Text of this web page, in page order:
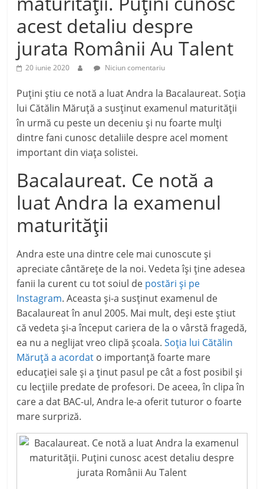
acest detaliu despre
jurata Românii Au Talent
20 iunie 2020 Niciun comentariu
Puțini știu ce notă a luat Andra la Bacalaureat. Soția
lui Cătălin Măruță a susținut examenul maturității
în urmă cu peste un deceniu și nu foarte mulți
dintre fani cunosc detaliile despre acel moment
important din viața solistei.
Bacalaureat. Ce notă a
luat Andra la examenul
maturității
Andra este una dintre cele mai cunoscute și
apreciate cântărețe de la noi. Vedeta își ține adesea
fanii la curent cu tot soiul de postări și pe
Instagram. Aceasta și-a susținut examenul de
Bacalaureat în anul 2005. Mai mult, deși este știut
că vedeta și-a început cariera de la o vârstă fragedă,
ea nu a neglijat vreo clipă școala.Soția lui Cătălin
Măruță a acordat o importanță foarte mare
educației sale și a ținut pasul pe cât a fost posibil și
cu lecțiile predate de profesori. De aceea, în clipa în
care a dat BAC-ul, Andra le-a oferit tuturor o foarte
mare surpriză.